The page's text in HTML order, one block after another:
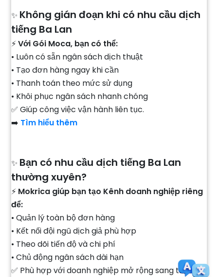
✨ Không gián đoạn khi có nhu cầu dịch
tiếng Ba Lan
⚡Với Gói Moca, bạn có thể:
• Luôn có sẵn ngân sách dịch thuật
• Tạo đơn hàng ngay khi cần
• Thanh toán theo mức sử dụng
• Khôi phục ngân sách nhanh chóng
✅ Giúp công việc vận hành liên tục.
➡️ Tìm hiểu thêm
✨ Bạn có nhu cầu dịch tiếng Ba Lan
thường xuyên?
⚡ Mokrica giúp bạn tạo Kênh doanh nghiệp riêng
để:
• Quản lý toàn bộ đơn hàng
• Kết nối đội ngũ dịch giả phù hợp
• Theo dõi tiến độ và chi phí
• Chủ động ngân sách dài hạn
✅ Phù hợp với doanh nghiệp mở rộng sang thị